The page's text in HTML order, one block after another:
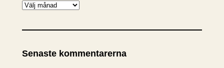
A
k
v
Senaste kommentarerna